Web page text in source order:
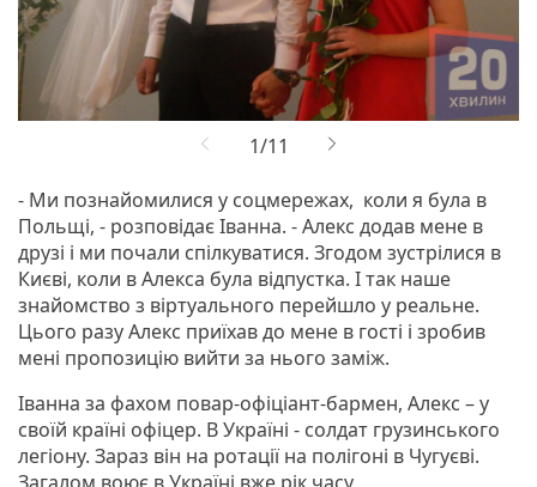
- Ми познайомилися у соцмережах, коли я була в
Польщі, - розповідає Іванна. - Алекс додав мене в
друзі і ми почали спілкуватися. Згодом зустрілися в
Києві, коли в Алекса була відпустка. І так наше
знайомство з віртуального перейшло у реальне.
Цього разу Алекс приїхав до мене в гості і зробив
мені пропозицію вийти за нього заміж.
Іванна за фахом повар-офіціант-бармен, Алекс – у
своїй країні офіцер. В Україні - солдат грузинського
легіону. Зараз він на ротації на полігоні в Чугуєві.
Загалом воює в Україні вже рік часу.